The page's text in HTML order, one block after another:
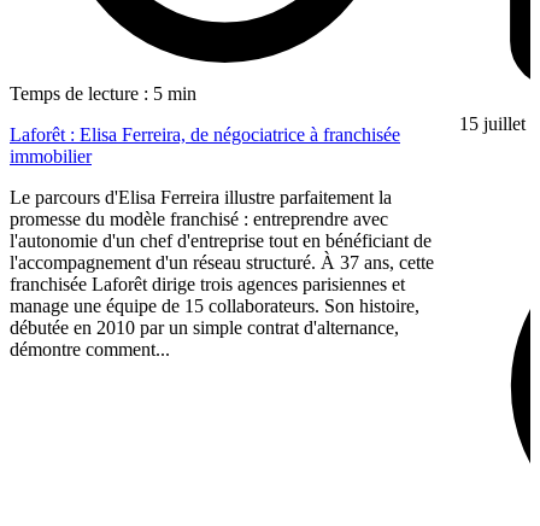
Temps de lecture : 5 min
Laforêt : Elisa Ferreira, de négociatrice à franchisée
immobilier
Le parcours d'Elisa Ferreira illustre parfaitement la
promesse du modèle franchisé : entreprendre avec
l'autonomie d'un chef d'entreprise tout en bénéficiant de
l'accompagnement d'un réseau structuré. À 37 ans, cette
franchisée Laforêt dirige trois agences parisiennes et
manage une équipe de 15 collaborateurs. Son histoire,
débutée en 2010 par un simple contrat d'alternance,
démontre comment...
15 juillet